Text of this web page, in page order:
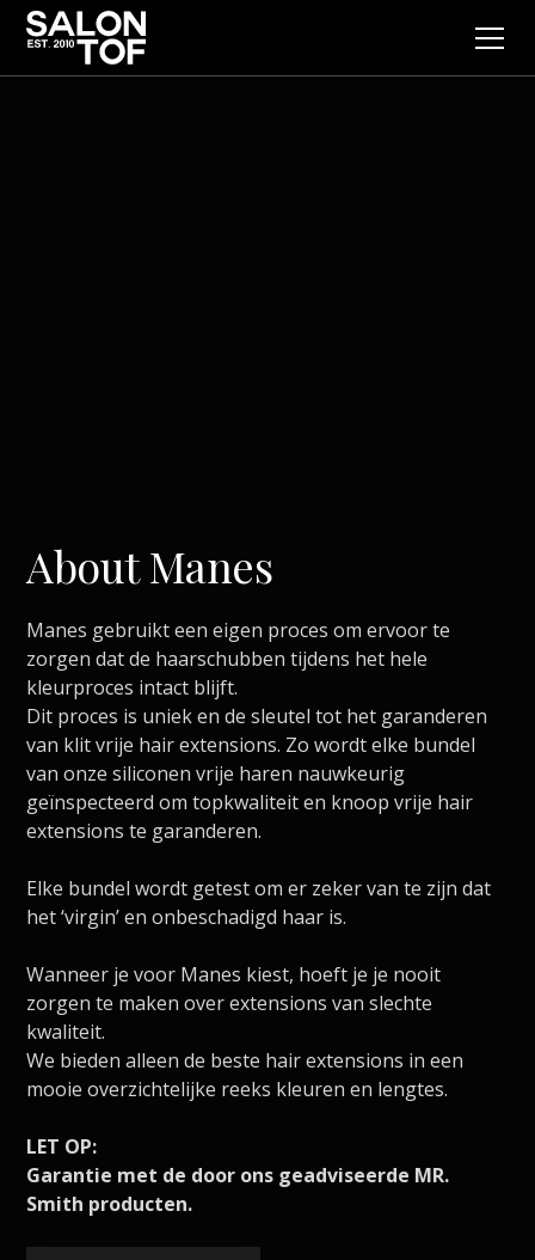
About Manes
Manes gebruikt een eigen proces om ervoor te
zorgen dat de haarschubben tijdens het hele
kleurproces intact blijft.
Dit proces is uniek en de sleutel tot het garanderen
van klit vrije hair extensions. Zo wordt elke bundel
van onze siliconen vrije haren nauwkeurig
geïnspecteerd om topkwaliteit en knoop vrije hair
extensions te garanderen.
Elke bundel wordt getest om er zeker van te zijn dat
het ‘virgin’ en onbeschadigd haar is.
Wanneer je voor Manes kiest, hoeft je je nooit
zorgen te maken over extensions van slechte
kwaliteit.
We bieden alleen de beste hair extensions in een
mooie overzichtelijke reeks kleuren en lengtes.
LET OP:
Garantie met de door ons geadviseerde MR.
Smith producten.